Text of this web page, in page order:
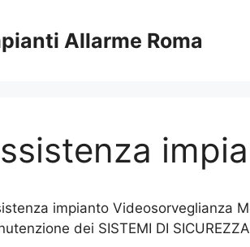
Allarme Roma
impianto Videosorveglianza
dei SISTEMI DI